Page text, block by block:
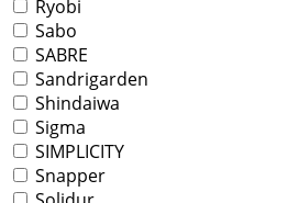
Ryobi
Sabo
SABRE
Sandrigarden
Shindaiwa
Sigma
SIMPLICITY
Snapper